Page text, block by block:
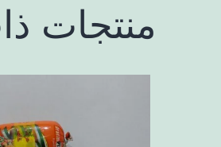
منتجات